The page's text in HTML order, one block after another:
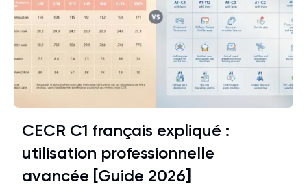
CECR C1 français expliqué :
utilisation professionnelle
avancée [Guide 2026]